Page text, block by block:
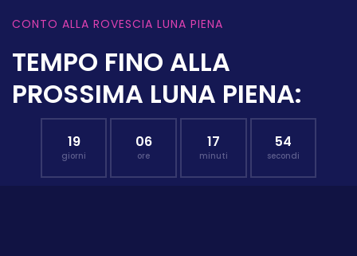
CONTO ALLA ROVESCIA LUNA PIENA
TEMPO FINO ALLA
PROSSIMA LUNA PIENA:
19
giorni
06
ore
17
minuti
53
secondi